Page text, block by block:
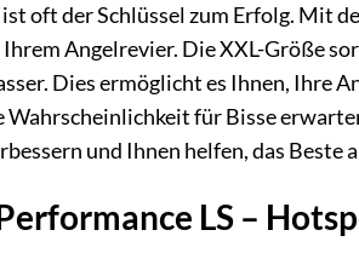
oft der Schlüssel zum Erfolg. Mit
Angelrevier. Die XXL-Größe
Dies ermöglicht es Ihnen, Ihre
Wahrscheinlichkeit für Bisse
und Ihnen helfen, das Beste
LS –